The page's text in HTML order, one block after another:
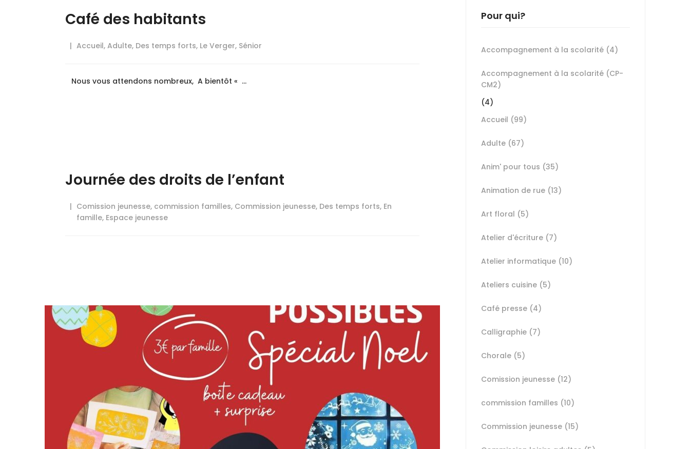
Café des habitants
Accueil, Adulte, Des temps forts, Le Verger, Sénior
Nous vous attendons nombreux, A bientôt « …
Journée des droits de l’enfant
Comission jeunesse, commission familles, Commission jeunesse, Des temps forts, En
famille, Espace jeunesse
Pour qui?
Accompagnement à la scolarité (4)
Accompagnement à la scolarité (CP-
CM2)
(4)
Accueil (99)
Adulte (67)
Anim' pour tous (35)
Animation de rue (13)
Art floral (5)
Atelier d'écriture (7)
Atelier informatique (10)
Ateliers cuisine (5)
Café presse (4)
Calligraphie (7)
Chorale (5)
Comission jeunesse (12)
commission familles (10)
Commission jeunesse (15)